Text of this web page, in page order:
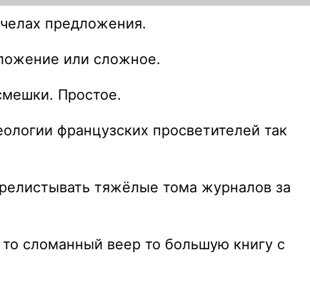
предложения.
или сложное.
Простое.
французских просветителей так
тяжёлые тома журналов за
сломанный веер то большую книгу с